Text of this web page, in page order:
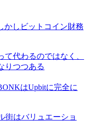
かしビットコイン財務
代わるのではなく、
りつつある
はUpbitに完全に
街はバリュエーショ